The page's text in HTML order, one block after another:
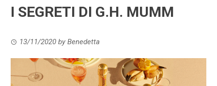
I SEGRETI DI G.H. MUMM
13/11/2020 byBenedetta